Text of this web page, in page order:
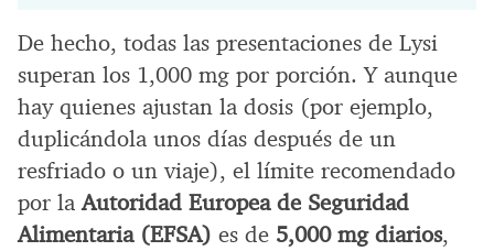
De hecho, todas las presentaciones de Lysi
superan los 1,000 mg por porción. Y aunque
hay quienes ajustan la dosis (por ejemplo,
duplicándola unos días después de un
resfriado o un viaje), el límite recomendado
por laAutoridad Europea de Seguridad
Alimentaria (EFSA) es de 5,000 mg diarios,